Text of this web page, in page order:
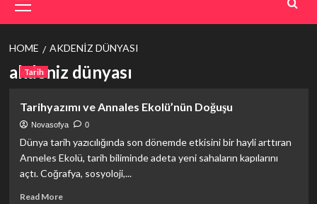
Menu
HOME AKDENIZ DÜNYASI
akdeniz dünyası
Tarih
Tarihyazımı ve Annales Ekolü’nün Doğuşu
Novasofya 0
Dünya tarih yazıcılığında son dönemde etkisini bir hayli arttıran
Anneles Ekolü, tarih biliminde adeta yeni sahaların kapılarını
açtı. Coğrafya, sosyoloji,...
Read MoreRead